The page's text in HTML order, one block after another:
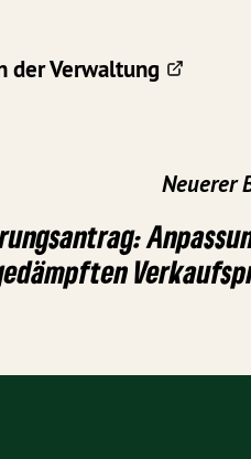
der Verwaltung
Neuerer